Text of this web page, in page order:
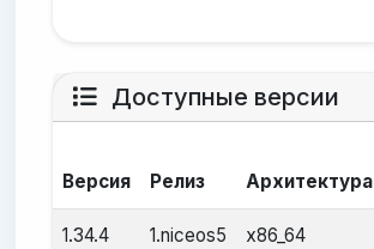
Доступные версии
Версия Релиз Архитектура
1.34.4 1.niceos5 x86_64